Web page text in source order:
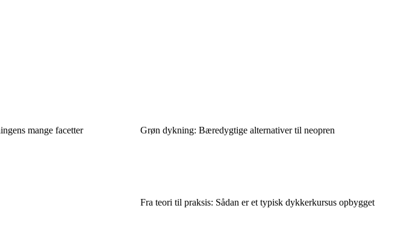
mange facetter Grøn dykning: Bæredygtige alternativer til neopren
Fra teori til praksis: Sådan er et typisk dykkerkursus opbygget